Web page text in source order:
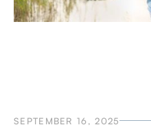
SEPTEMBER 16, 2025